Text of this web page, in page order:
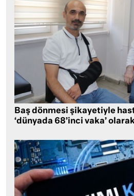
Baş dönmesi şikayetiyle
‘dünyada 68’inci vaka’